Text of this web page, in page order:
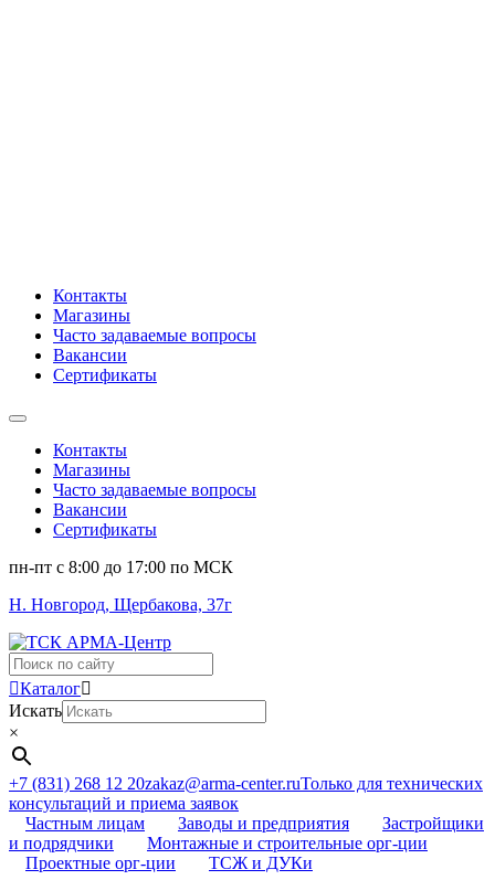
Контакты
Магазины
Часто задаваемые вопросы
Вакансии
Сертификаты
Контакты
Магазины
Часто задаваемые вопросы
Вакансии
Сертификаты
пн-пт c 8:00 до 17:00 по МСК
Н. Новгород, Щербакова, 37г
Поиск
...Каталог
Искать
×
+7 (831) 268 12 20zakaz@arma-center.ruТолько для технических
консультаций и приема заявок
Частным лицам
Заводы и предприятия
Застройщики
и подрядчики
Монтажные и строительные орг-ции
Проектные орг-ции
ТСЖ и ДУКи